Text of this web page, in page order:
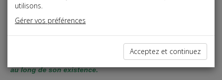
CEMLV, cabinet d'expertise comptable créé en 1988, est
des entreprises. La disponibilité, la réactivité, le souci de
répondre aux attentes de nos clients, le sens de la qualité, le
professionnalisme constituent nos principaux objectifs.
Notre vocation est d'être le partenaire de l'entreprise tout
au long de son existence.
utilisons.
Gérer vos préférences
Acceptez et continuez